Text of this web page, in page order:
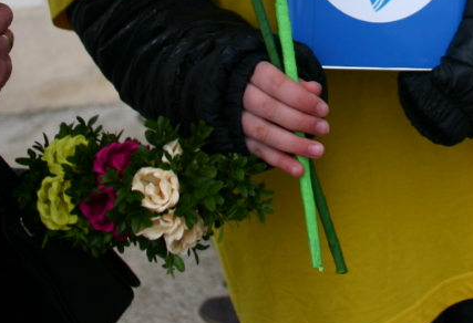
Fundacyjny
12 grudzień 2017
Fundacji „Salus Homini” i entuzjaści dobrej, kulturalnej zabawy
przesłaniem…..
zapraszamy 3 lutego 2018 r. do restauracji Ekspresja w Nakle nad
przeznaczamy na realizację celów statutowych, a 40 % na budowę